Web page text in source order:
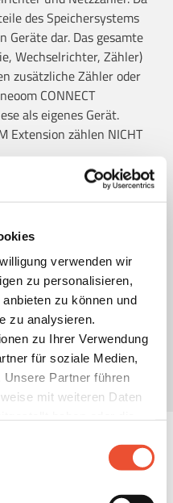
verwenden wir
zu personalisieren,
zu können und
zu analysieren.
zu Ihrer Verwendung
für soziale Medien,
Unsere Partner führen
mit weiteren Daten
des Speichersystems
Geräte dar. Das gesamte
Wechselrichter, Zähler)
zusätzliche Zähler oder
CONNECT
als eigenes Gerät.
Extension zählen NICHT
neoom Speichersystem
neoom Speichersystem
Wechselrichter zählt
des
eingesetzt